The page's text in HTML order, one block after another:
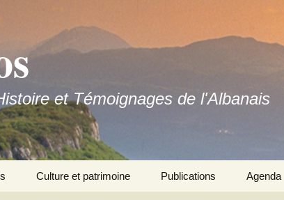
et Témoignages de l'Albanais
Culture et patrimoine Publications Agenda